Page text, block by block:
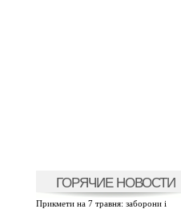
ГОРЯЧИЕ НОВОСТИ
Прикмети на 7 травня: заборони і